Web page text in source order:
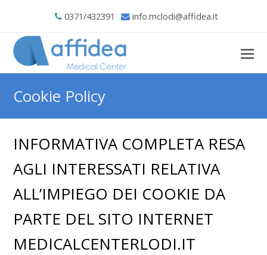
0371/432391 info.mclodi@affidea.it
Cookie Policy
INFORMATIVA COMPLETA RESA
AGLI INTERESSATI RELATIVA
ALL’IMPIEGO DEI COOKIE DA
PARTE DEL SITO INTERNET
MEDICALCENTERLODI.IT